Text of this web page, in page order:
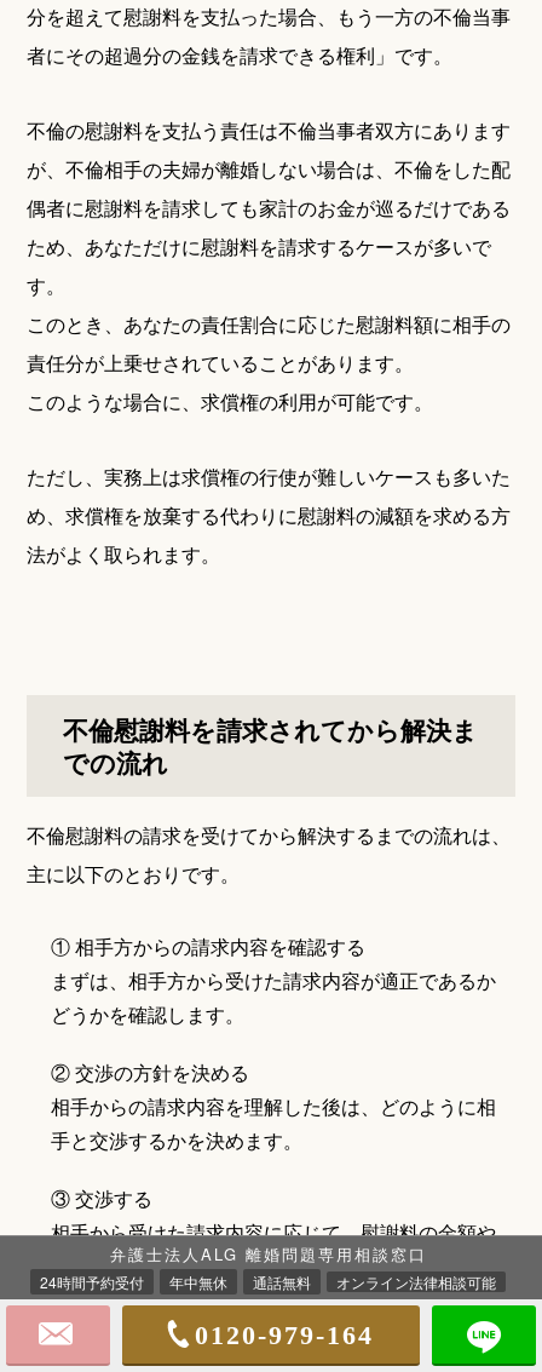
分を超えて慰謝料を支払った場合、もう一方の不倫当事
者にその超過分の金銭を請求できる権利」です。
不倫の慰謝料を支払う責任は不倫当事者双方にあります
が、不倫相手の夫婦が離婚しない場合は、不倫をした配
偶者に慰謝料を請求しても家計のお金が巡るだけである
ため、あなただけに慰謝料を請求するケースが多いで
す。
このとき、あなたの責任割合に応じた慰謝料額に相手の
責任分が上乗せされていることがあります。
このような場合に、求償権の利用が可能です。
ただし、実務上は求償権の行使が難しいケースも多いた
め、求償権を放棄する代わりに慰謝料の減額を求める方
法がよく取られます。
不倫慰謝料を請求されてから解決ま
での流れ
不倫慰謝料の請求を受けてから解決するまでの流れは、
主に以下のとおりです。
① 相手方からの請求内容を確認する
まずは、相手方から受けた請求内容が適正であるか
どうかを確認します。
② 交渉の方針を決める
相手からの請求内容を理解した後は、どのように相
手と交渉するかを決めます。
③ 交渉する
相手から受けた請求内容に応じて、慰謝料の金額や
支払方法などの交渉を進めます。
④ 示談書を作成する
弁護士法人ALG 離婚問題専用相談窓口
24時間予約受付 年中無休 通話無料 オンライン法律相談可能
0120-979-164